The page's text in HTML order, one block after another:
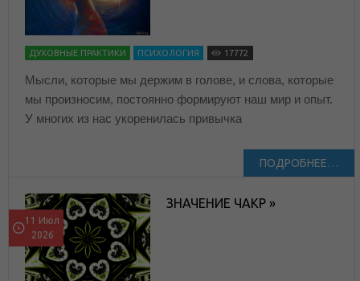
ДУХОВНЫЕ ПРАКТИКИ ПСИХОЛОГИЯ 17772
Мысли, которые мы держим в голове, и слова, которые
мы произносим, постоянно формируют наш мир и опыт.
У многих из нас укоренилась привычка
ПОДРОБНЕЕ…
11 Июл
2026
ЗНАЧЕНИЕ ЧАКР »